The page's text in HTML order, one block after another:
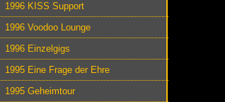
1996 KISS Support
1996 Voodoo Lounge
1996 Einzelgigs
1995 Eine Frage der Ehre
1995 Geheimtour